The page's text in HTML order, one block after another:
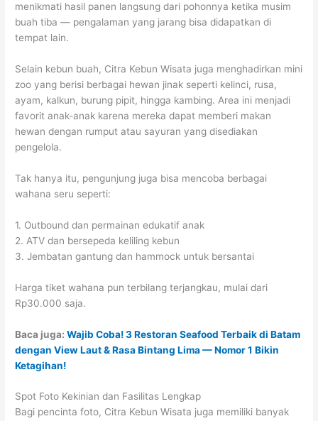
menikmati hasil panen langsung dari pohonnya ketika musim
buah tiba — pengalaman yang jarang bisa didapatkan di
tempat lain.
Selain kebun buah, Citra Kebun Wisata juga menghadirkan mini
zoo yang berisi berbagai hewan jinak seperti kelinci, rusa,
ayam, kalkun, burung pipit, hingga kambing. Area ini menjadi
favorit anak-anak karena mereka dapat memberi makan
hewan dengan rumput atau sayuran yang disediakan
pengelola.
Tak hanya itu, pengunjung juga bisa mencoba berbagai
wahana seru seperti:
1. Outbound dan permainan edukatif anak
2. ATV dan bersepeda keliling kebun
3. Jembatan gantung dan hammock untuk bersantai
Harga tiket wahana pun terbilang terjangkau, mulai dari
Rp30.000 saja.
Baca juga:Wajib Coba! 3 Restoran Seafood Terbaik di Batam
dengan View Laut & Rasa Bintang Lima — Nomor 1 Bikin
Ketagihan!
Spot Foto Kekinian dan Fasilitas Lengkap
Bagi pencinta foto, Citra Kebun Wisata juga memiliki banyak